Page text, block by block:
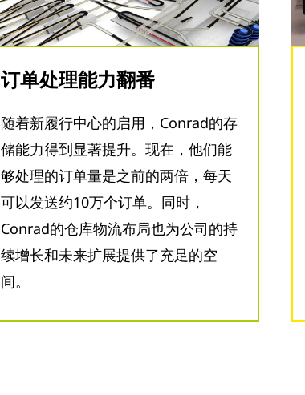
订单处理能力翻番
随着新履行中心的启用，Conrad的存
储能力得到显著提升。现在，他们能
够处理的订单量是之前的两倍，每天
可以发送约10万个订单。同时，
Conrad的仓库物流布局也为公司的持
续增长和未来扩展提供了充足的空
间。